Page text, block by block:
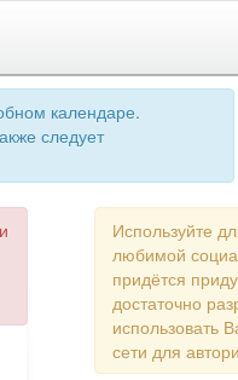
календаре.
следует
Используйте
любимой
придётся
достаточно
использовать
сети для